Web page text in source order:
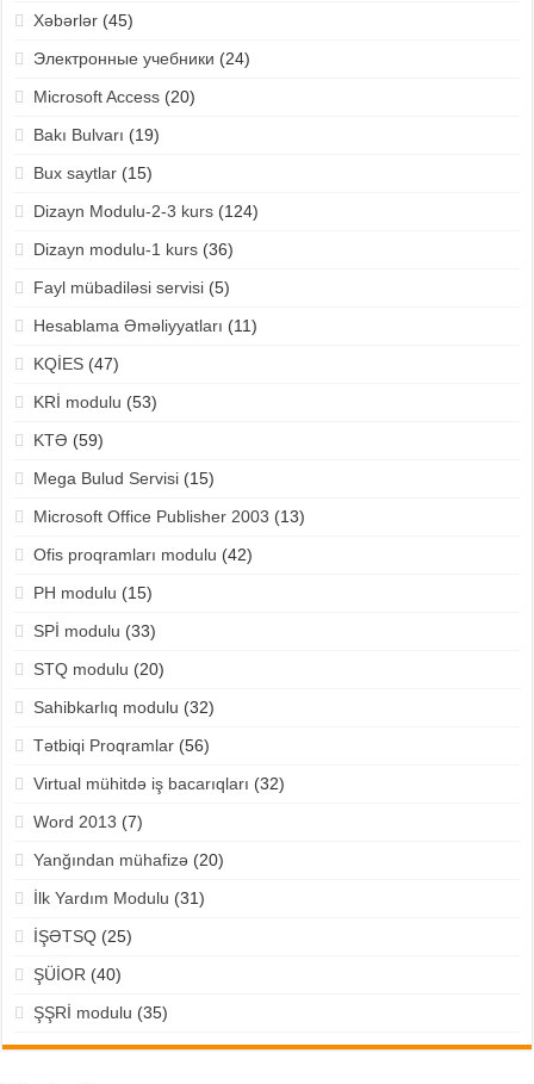
Xəbərlər(45)
Электронные учебники (24)
Microsoft Access(20)
Bakı Bulvarı (19)
Bux saytlar(15)
Dizayn Modulu-2-3 kurs(124)
Dizayn modulu-1 kurs(36)
Fayl mübadiləsi servisi(5)
Hesablama Əməliyyatları (11)
KQİES(47)
KRİ modulu (53)
KTƏ (59)
Mega Bulud Servisi(15)
Microsoft Office Publisher 2003 (13)
Ofis proqramları modulu (42)
PH modulu (15)
SPİ modulu (33)
STQ modulu (20)
Sahibkarlıq modulu (32)
Tətbiqi Proqramlar(56)
Virtual mühitdə iş bacarıqları (32)
Word 2013 (7)
Yanğından mühafizə(20)
İlk Yardım Modulu (31)
İŞƏTSQ(25)
ŞÜİOR (40)
ŞŞRİ modulu (35)